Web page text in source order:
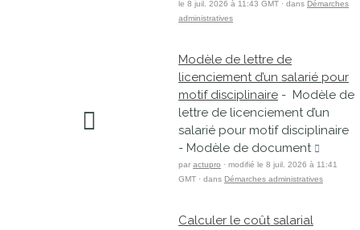
le 8 juil. 2026 à 11:43 GMT · dans Démarches
administratives
Modèle de lettre de
licenciement d’un salarié pour
motif disciplinaire - Modèle de
lettre de licenciement d’un
salarié pour motif disciplinaire
- Modèle de document
par actupro · modifié le 8 juil. 2026 à 11:41
GMT · dans Démarches administratives
Calculer le coût salarial